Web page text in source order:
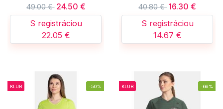
49.00 € 24.50 €
S registráciou
22.05 €
40.80 € 16.30 €
S registráciou
14.67 €
KLUB -50% KLUB -66%